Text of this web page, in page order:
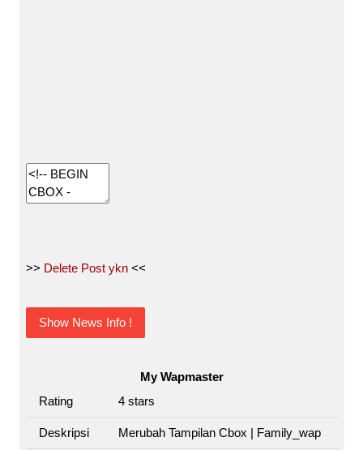
>> Delete Post ykn <<
Show News Info !
My Wapmaster
Rating
4 stars
Deskripsi Merubah Tampilan Cbox | Family_wap